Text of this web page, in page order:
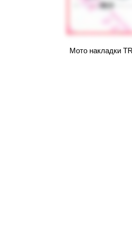
Мото накладки